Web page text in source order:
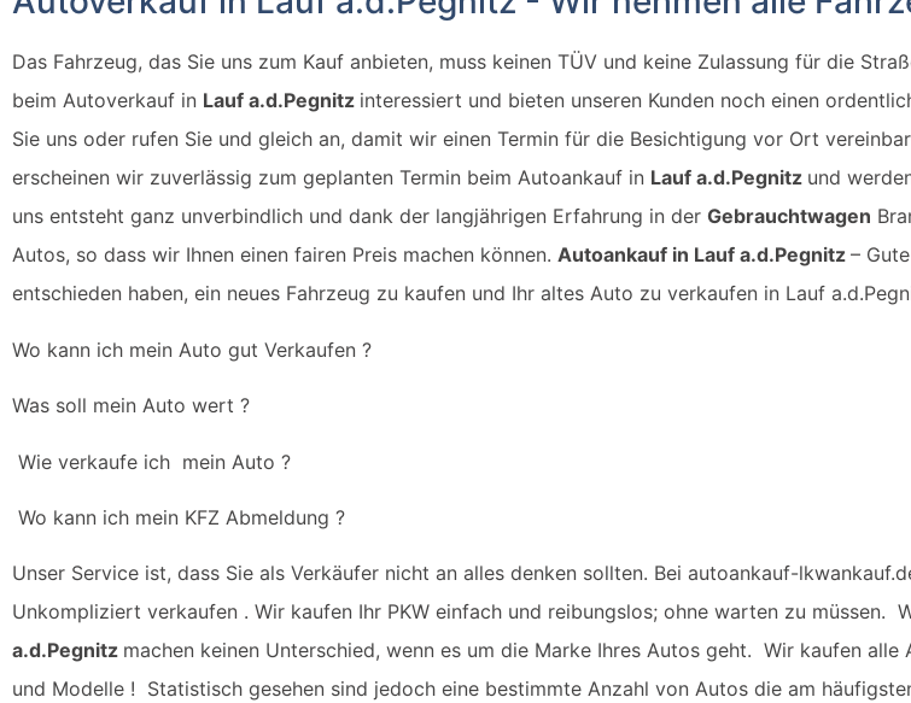
Das Fahrzeug, das Sie uns zum Kauf anbieten, muss keinen TÜV und keine Zulassung für die
beim Autoverkauf in Lauf a.d.Pegnitz interessiert und bieten unseren Kunden noch einen
Sie uns oder rufen Sie und gleich an, damit wir einen Termin für die Besichtigung vor Ort
erscheinen wir zuverlässig zum geplanten Termin beim Autoankauf in Lauf a.d.Pegnitz und
uns entsteht ganz unverbindlich und dank der langjährigen Erfahrung in der Gebrauchtwagen
Autos, so dass wir Ihnen einen fairen Preis machen können. Autoankauf in Lauf a.d.Pegnitz –
entschieden haben, ein neues Fahrzeug zu kaufen und Ihr altes Auto zu verkaufen in Lauf
Wo kann ich mein Auto gut Verkaufen ?
Was soll mein Auto wert ?
Wie verkaufe ich mein Auto ?
Wo kann ich mein KFZ Abmeldung ?
Unser Service ist, dass Sie als Verkäufer nicht an alles denken sollten. Bei autoankauf-
Unkompliziert verkaufen . Wir kaufen Ihr PKW einfach und reibungslos; ohne warten zu müssen.
a.d.Pegnitz machen keinen Unterschied, wenn es um die Marke Ihres Autos geht. Wir kaufen
und Modelle ! Statistisch gesehen sind jedoch eine bestimmte Anzahl von Autos die am